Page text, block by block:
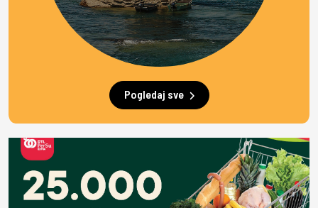
Pogledaj sve